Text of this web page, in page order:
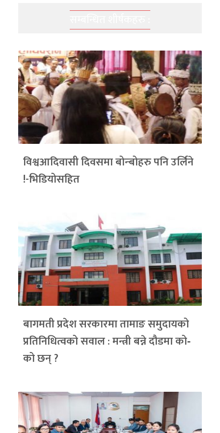
विश्वआदिवासी दिवसमा बोन्बोहरु पनि उर्लिने
!-भिडियोसहित
बागमती प्रदेश सरकारमा तामाङ समुदायको
प्रतिनिधित्वको सवाल : मन्त्री बन्ने दौडमा को‐
को छन् ?